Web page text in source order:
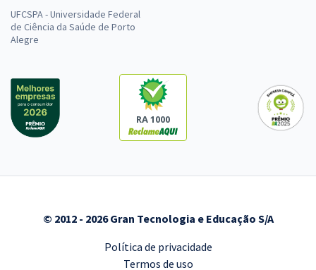
UFCSPA - Universidade Federal
de Ciência da Saúde de Porto
Alegre
RA 1000
© 2012 - 2026 Gran Tecnologia e Educação S/A
Política de privacidade
Termos de uso